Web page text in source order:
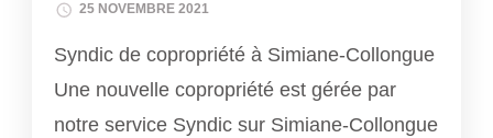
25 NOVEMBRE 2021
Syndic de copropriété à Simiane-Collongue
Une nouvelle copropriété est gérée par
notre service Syndic sur Simiane-Collongue